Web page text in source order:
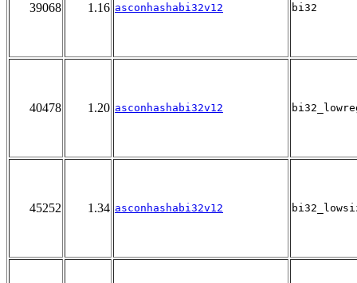
39068 1.16 asconhashabi32v12 bi32
40478 1.20 asconhashabi32v12
45252 1.34 asconhashabi32v12